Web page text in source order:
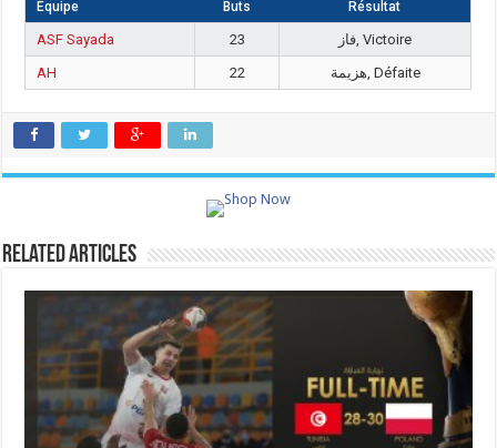
Équipe Buts Résultat
ASF Sayada 23
فاز, Victoire
AH
22 هزيمة, Défaite
Related Articles